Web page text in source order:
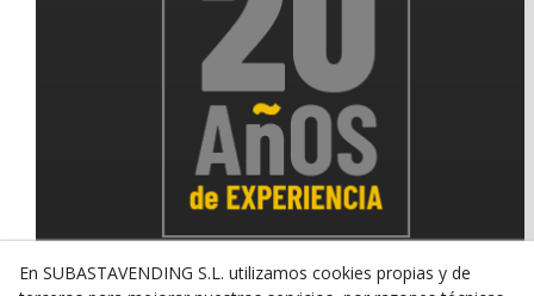
En SUBASTAVENDING S.L. utilizamos cookies propias y de